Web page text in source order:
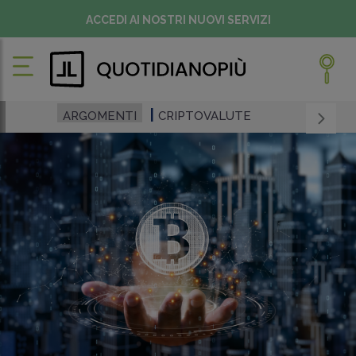
ACCEDI AI NOSTRI NUOVI SERVIZI
ARGOMENTI CRIPTOVALUTE